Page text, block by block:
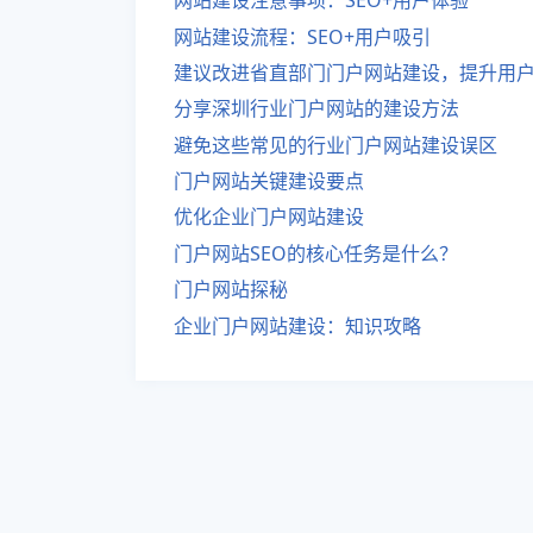
网站建设流程：SEO+用户吸引
建议改进省直部门门户网站建设，提升用
分享深圳行业门户网站的建设方法
避免这些常见的行业门户网站建设误区
门户网站关键建设要点
优化企业门户网站建设
门户网站SEO的核心任务是什么？
门户网站探秘
企业门户网站建设：知识攻略